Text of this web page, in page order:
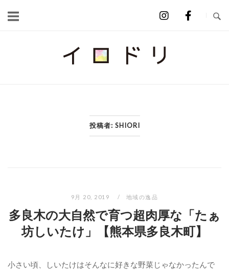
Home
投稿者: SHIORI
9月 20, 2019 地域の逸品
多良木の大自然で育つ超肉厚な「たぁ
坊しいたけ」【熊本県多良木町】
小さい頃、しいたけはそんなに好きな野菜じゃなかったんで